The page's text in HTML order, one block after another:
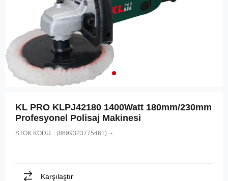
KL PRO KLPJ42180 1400Watt 180mm/230mm
Profesyonel Polisaj Makinesi
STOK KODU (8699323775461)
Karşılaştır